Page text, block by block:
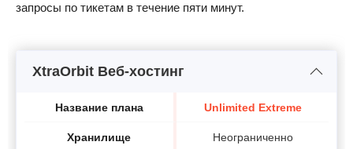
запросы по тикетам в течение пяти минут.
XtraOrbit Веб-хостинг
Название плана
Хранилище
Unlimited Extreme
Неограниченно